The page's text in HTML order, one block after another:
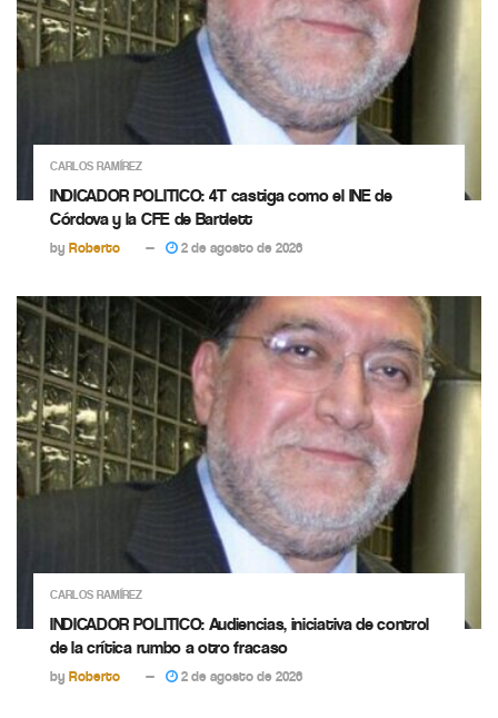
CARLOS RAMÍREZ
INDICADOR POLITICO: 4T castiga como el INE de
Córdova y la CFE de Bartlett
by Roberto 2 de agosto de 2026
CARLOS RAMÍREZ
INDICADOR POLITICO: Audiencias, iniciativa de control
de la crítica rumbo a otro fracaso
by Roberto 2 de agosto de 2026